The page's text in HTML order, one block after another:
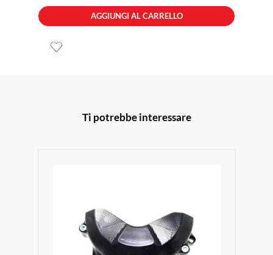
AGGIUNGI AL CARRELLO
Ti potrebbe interessare